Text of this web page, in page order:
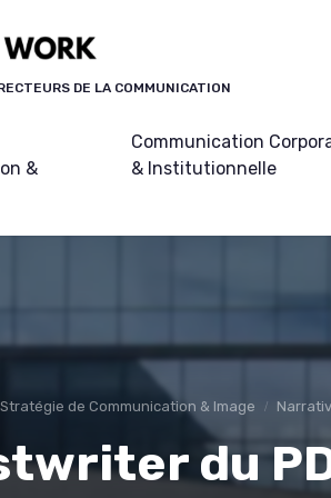
DE LA COMMUNICATION
&
Communication
& Institutionnelle
Stratégie de Communication & Image
du